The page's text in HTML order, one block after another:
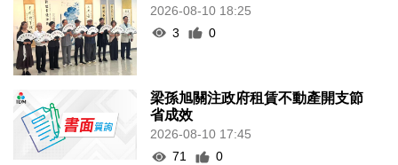
2026-08-10 18:25
3
0
梁孫旭關注政府租賃不動產開支節
省成效
2026-08-10 17:45
71
0